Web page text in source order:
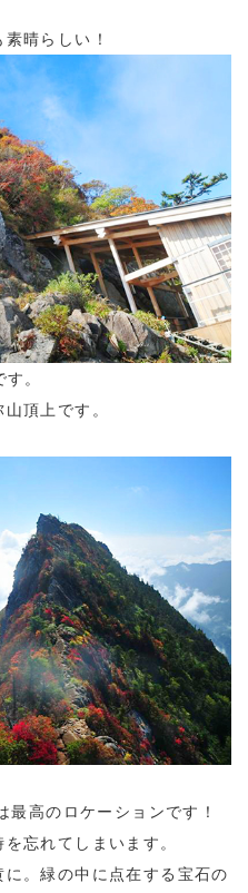
晴らしい！
。
頂上です。
高のロケーションです！
忘れてしまいます。
。緑の中に点在する宝石の